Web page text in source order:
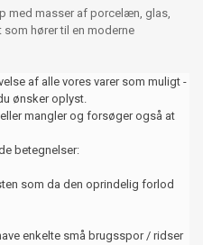
med masser af porcelæn, glas,
som hører til en moderne
af alle vores varer som muligt -
ønsker oplyst.
mangler og forsøger også at
betegnelser:
da den oprindelig forlod
enkelte små brugsspor / ridser